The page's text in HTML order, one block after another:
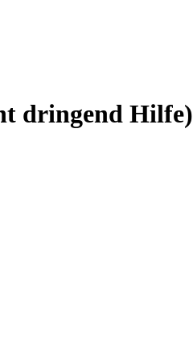
dringend Hilfe)